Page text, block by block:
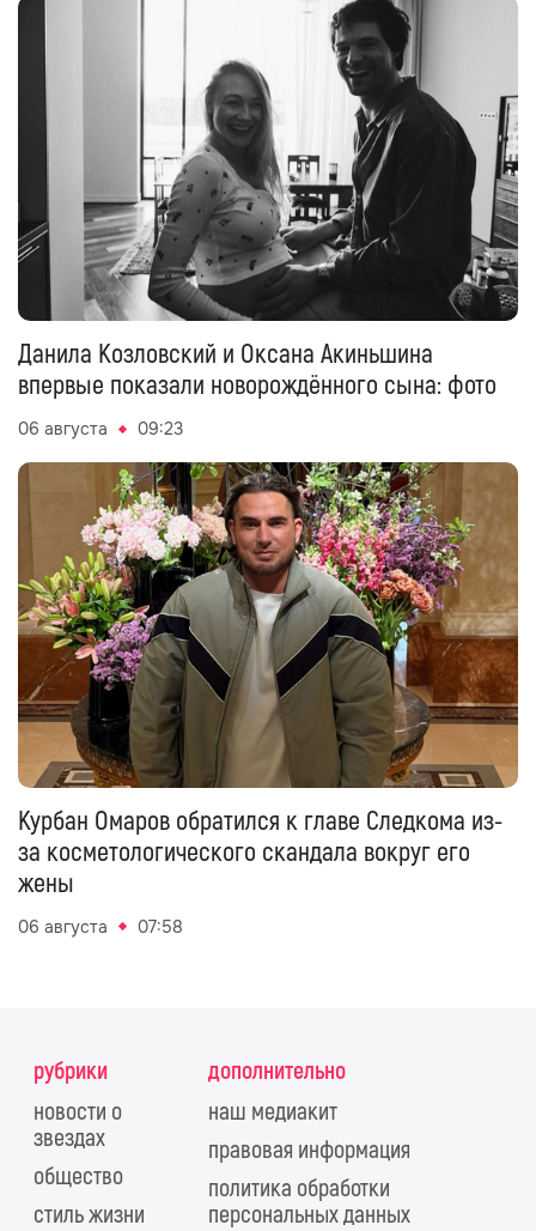
Данила Козловский и Оксана Акиньшина
впервые показали новорождённого сына: фото
06 августа 09:23
Курбан Омаров обратился к главе Следкома из-
за косметологического скандала вокруг его
жены
06 августа 07:58
рубрики
новости о
звездах
общество
стиль жизни
дополнительно
наш медиакит
правовая информация
политика обработки
персональных данных